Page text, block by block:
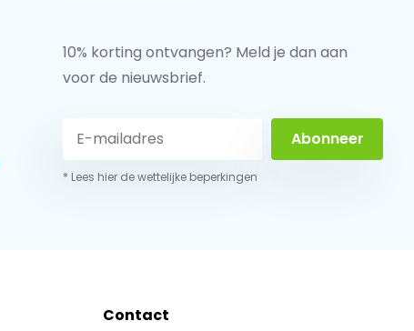
10% korting ontvangen? Meld je dan aan
voor de nieuwsbrief.
Abonneer
* Lees hier de wettelijke beperkingen
Contact